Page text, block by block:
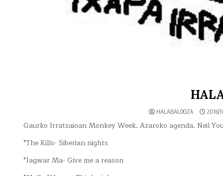
HALABALOOZA 2016/
Gaurko Irratsaioan Monkey Week, Azaroko agenda, Neil
*The Kills- Siberian nights
*Jagwar Ma- Give me a reason